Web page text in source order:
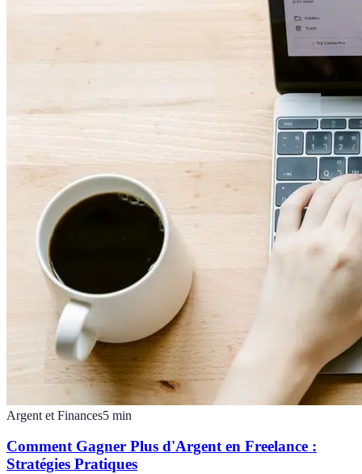
Argent et Finances5 min
Comment Gagner Plus d'Argent en Freelance :
Stratégies Pratiques